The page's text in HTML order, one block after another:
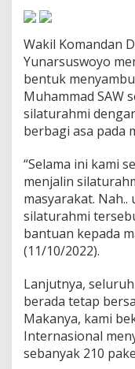
e
m
b
a
k
o
d
M
o
m
e
n
t
a
u
l
i
d
N
Wakil Komandan
Yunarsuswoyo
bentuk
Muhammad SAW
silaturahmi
berbagi asa pada
“Selama ini kami
menjalin
masyarakat.
silaturahmi
bantuan kepada
(11/10/2022).
Lanjutnya,
berada tetap
Makanya, kami
Internasional
sebanyak 210